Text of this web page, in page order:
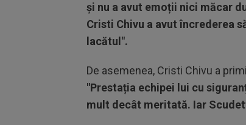
și nu a avut emoții nici măcar
Cristi Chivu a avut încrederea
lacătul".
De asemenea, Cristi Chivu a
"Prestația echipei lui cu
mult decât meritată. Iar